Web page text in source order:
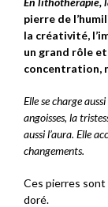
pierre de
la créativité,
un grand rôle
concentration,
Elle se charge
angoisses, la
aussi l’aura. Elle
changements.
Ces pierres
doré.